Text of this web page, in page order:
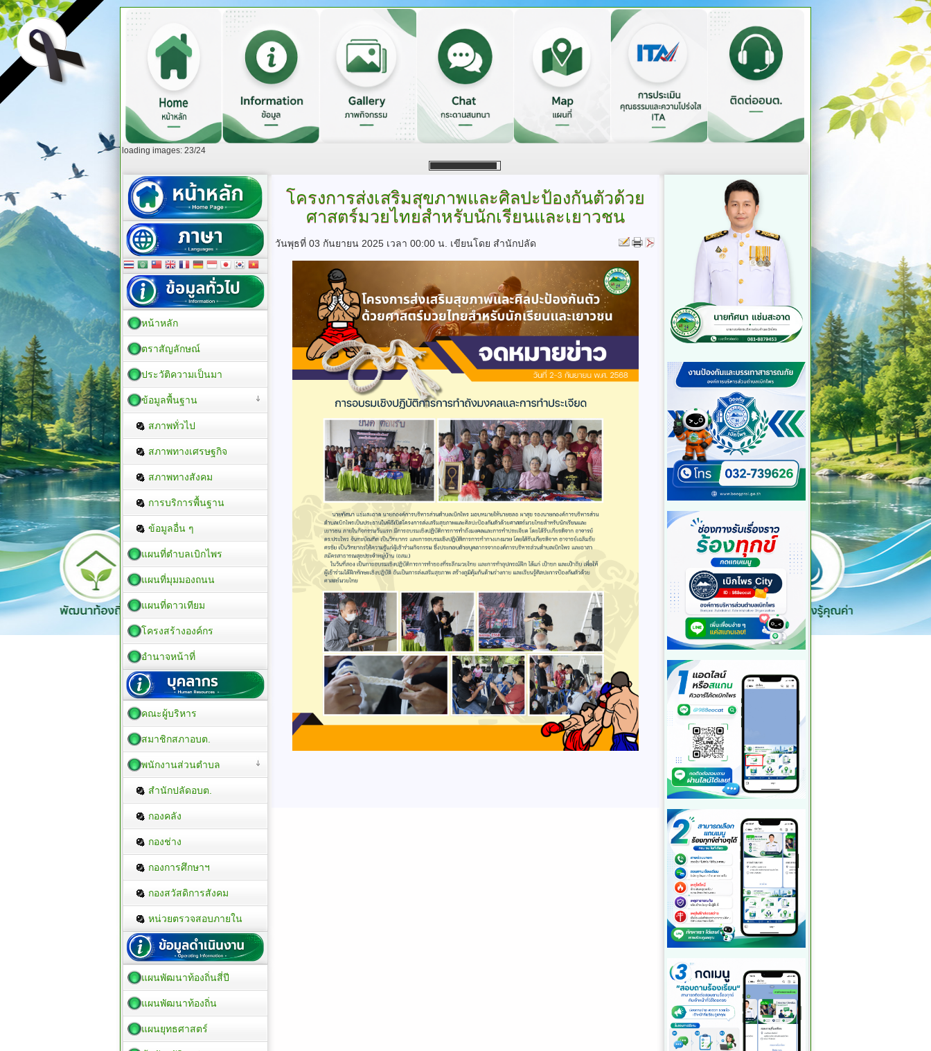
loading images: 23/24
โครงการส่งเสริมสุขภาพและศิลปะป้องกันตัวด้วย
ศาสตร์มวยไทยสำหรับนักเรียนและเยาวชน
วันพุธที่ 03 กันยายน 2025 เวลา 00:00 น. เขียนโดย สำนักปลัด
หน้าหลัก
ตราสัญลักษณ์
ประวัติความเป็นมา
ข้อมูลพื้นฐาน
สภาพทั่วไป
สภาพทางเศรษฐกิจ
สภาพทางสังคม
การบริการพื้นฐาน
ข้อมูลอื่น ๆ
แผนที่ตำบลเบิกไพร
แผนที่มุมมองถนน
แผนที่ดาวเทียม
โครงสร้างองค์กร
อำนาจหน้าที่
คณะผู้บริหาร
สมาชิกสภาอบต.
พนักงานส่วนตำบล
สำนักปลัดอบต.
กองคลัง
กองช่าง
กองการศึกษาฯ
กองสวัสดิการสังคม
หน่วยตรวจสอบภายใน
แผนพัฒนาท้องถิ่นสี่ปี
แผนพัฒนาท้องถิ่น
แผนยุทธศาสตร์